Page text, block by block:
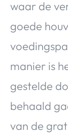
waar de
goede
manier is
gestelde
behaald
van de